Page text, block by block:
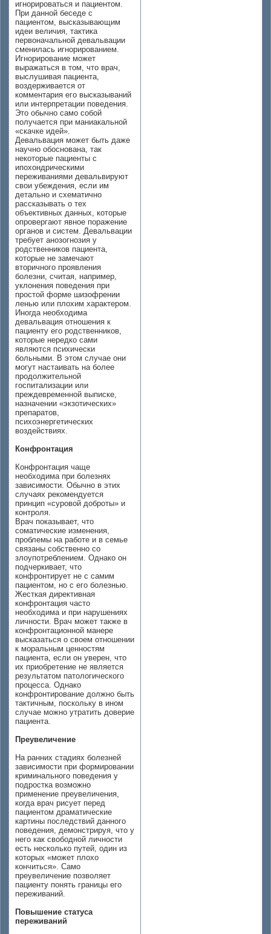
игнорироваться и пациентом.
При данной беседе с
пациентом, высказывающим
идеи величия, тактика
первоначальной девальвации
сменилась игнорированием.
Игнорирование может
выражаться в том, что врач,
выслушивая пациента,
воздерживается от
комментария его высказываний
или интерпретации поведения.
Это обычно само собой
получается при маниакальной
«скачке идей».
Девальвация может быть даже
научно обоснована, так
некоторые пациенты с
ипохондрическими
переживаниями девальвируют
свои убеждения, если им
детально и схематично
рассказывать о тех
объективных данных, которые
опровергают явное поражение
органов и систем. Девальвации
требует анозогнозия у
родственников пациента,
которые не замечают
вторичного проявления
болезни, считая, например,
уклонения поведения при
простой форме шизофрении
ленью или плохим характером.
Иногда необходима
девальвация отношения к
пациенту его родственников,
которые нередко сами
являются психически
больными. В этом случае они
могут настаивать на более
продолжительной
госпитализации или
преждевременной выписке,
назначении «экзотических»
препаратов,
психоэнергетических
воздействиях.
Конфронтация
Конфронтация чаще
необходима при болезнях
зависимости. Обычно в этих
случаях рекомендуется
принцип «суровой доброты» и
контроля.
Врач показывает, что
соматические изменения,
проблемы на работе и в семье
связаны собственно со
злоупотреблением. Однако он
подчеркивает, что
конфронтирует не с самим
пациентом, но с его болезнью.
Жесткая директивная
конфронтация часто
необходима и при нарушениях
личности. Врач может также в
конфронтационной манере
высказаться о своем отношении
к моральным ценностям
пациента, если он уверен, что
их приобретение не является
результатом патологического
процесса. Однако
конфронтирование должно быть
тактичным, поскольку в ином
случае можно утратить доверие
пациента.
Преувеличение
На ранних стадиях болезней
зависимости при формировании
криминального поведения у
подростка возможно
применение преувеличения,
когда врач рисует перед
пациентом драматические
картины последствий данного
поведения, демонстрируя, что у
него как свободной личности
есть несколько путей, один из
которых «может плохо
кончиться». Само
преувеличение позволяет
пациенту понять границы его
переживаний.
Повышение статуса
переживаний